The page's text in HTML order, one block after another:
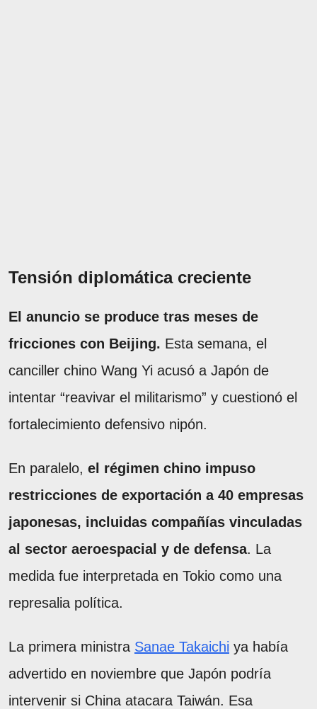
Tensión diplomática creciente
El anuncio se produce tras meses de
fricciones con Beijing. Esta semana, el
canciller chino Wang Yi acusó a Japón de
intentar “reavivar el militarismo” y cuestionó el
fortalecimiento defensivo nipón.
En paralelo, el régimen chino impuso
restricciones de exportación a 40 empresas
japonesas, incluidas compañías vinculadas
al sector aeroespacial y de defensa. La
medida fue interpretada en Tokio como una
represalia política.
La primera ministra Sanae Takaichi ya había
advertido en noviembre que Japón podría
intervenir si China atacara Taiwán. Esa